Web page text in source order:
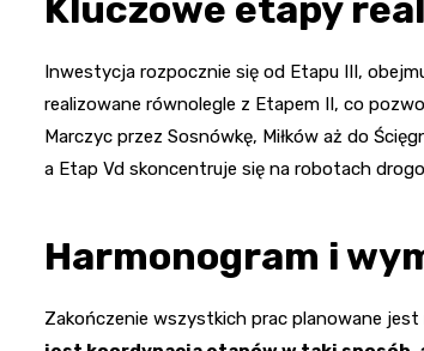
Kluczowe etapy
Inwestycja rozpocznie się od Etapu III,
realizowane równolegle z Etapem II, co
Marczyc przez Sosnówkę, Miłków aż do
a Etap Vd skoncentruje się na robotach
Harmonogram i
Zakończenie wszystkich prac planowane